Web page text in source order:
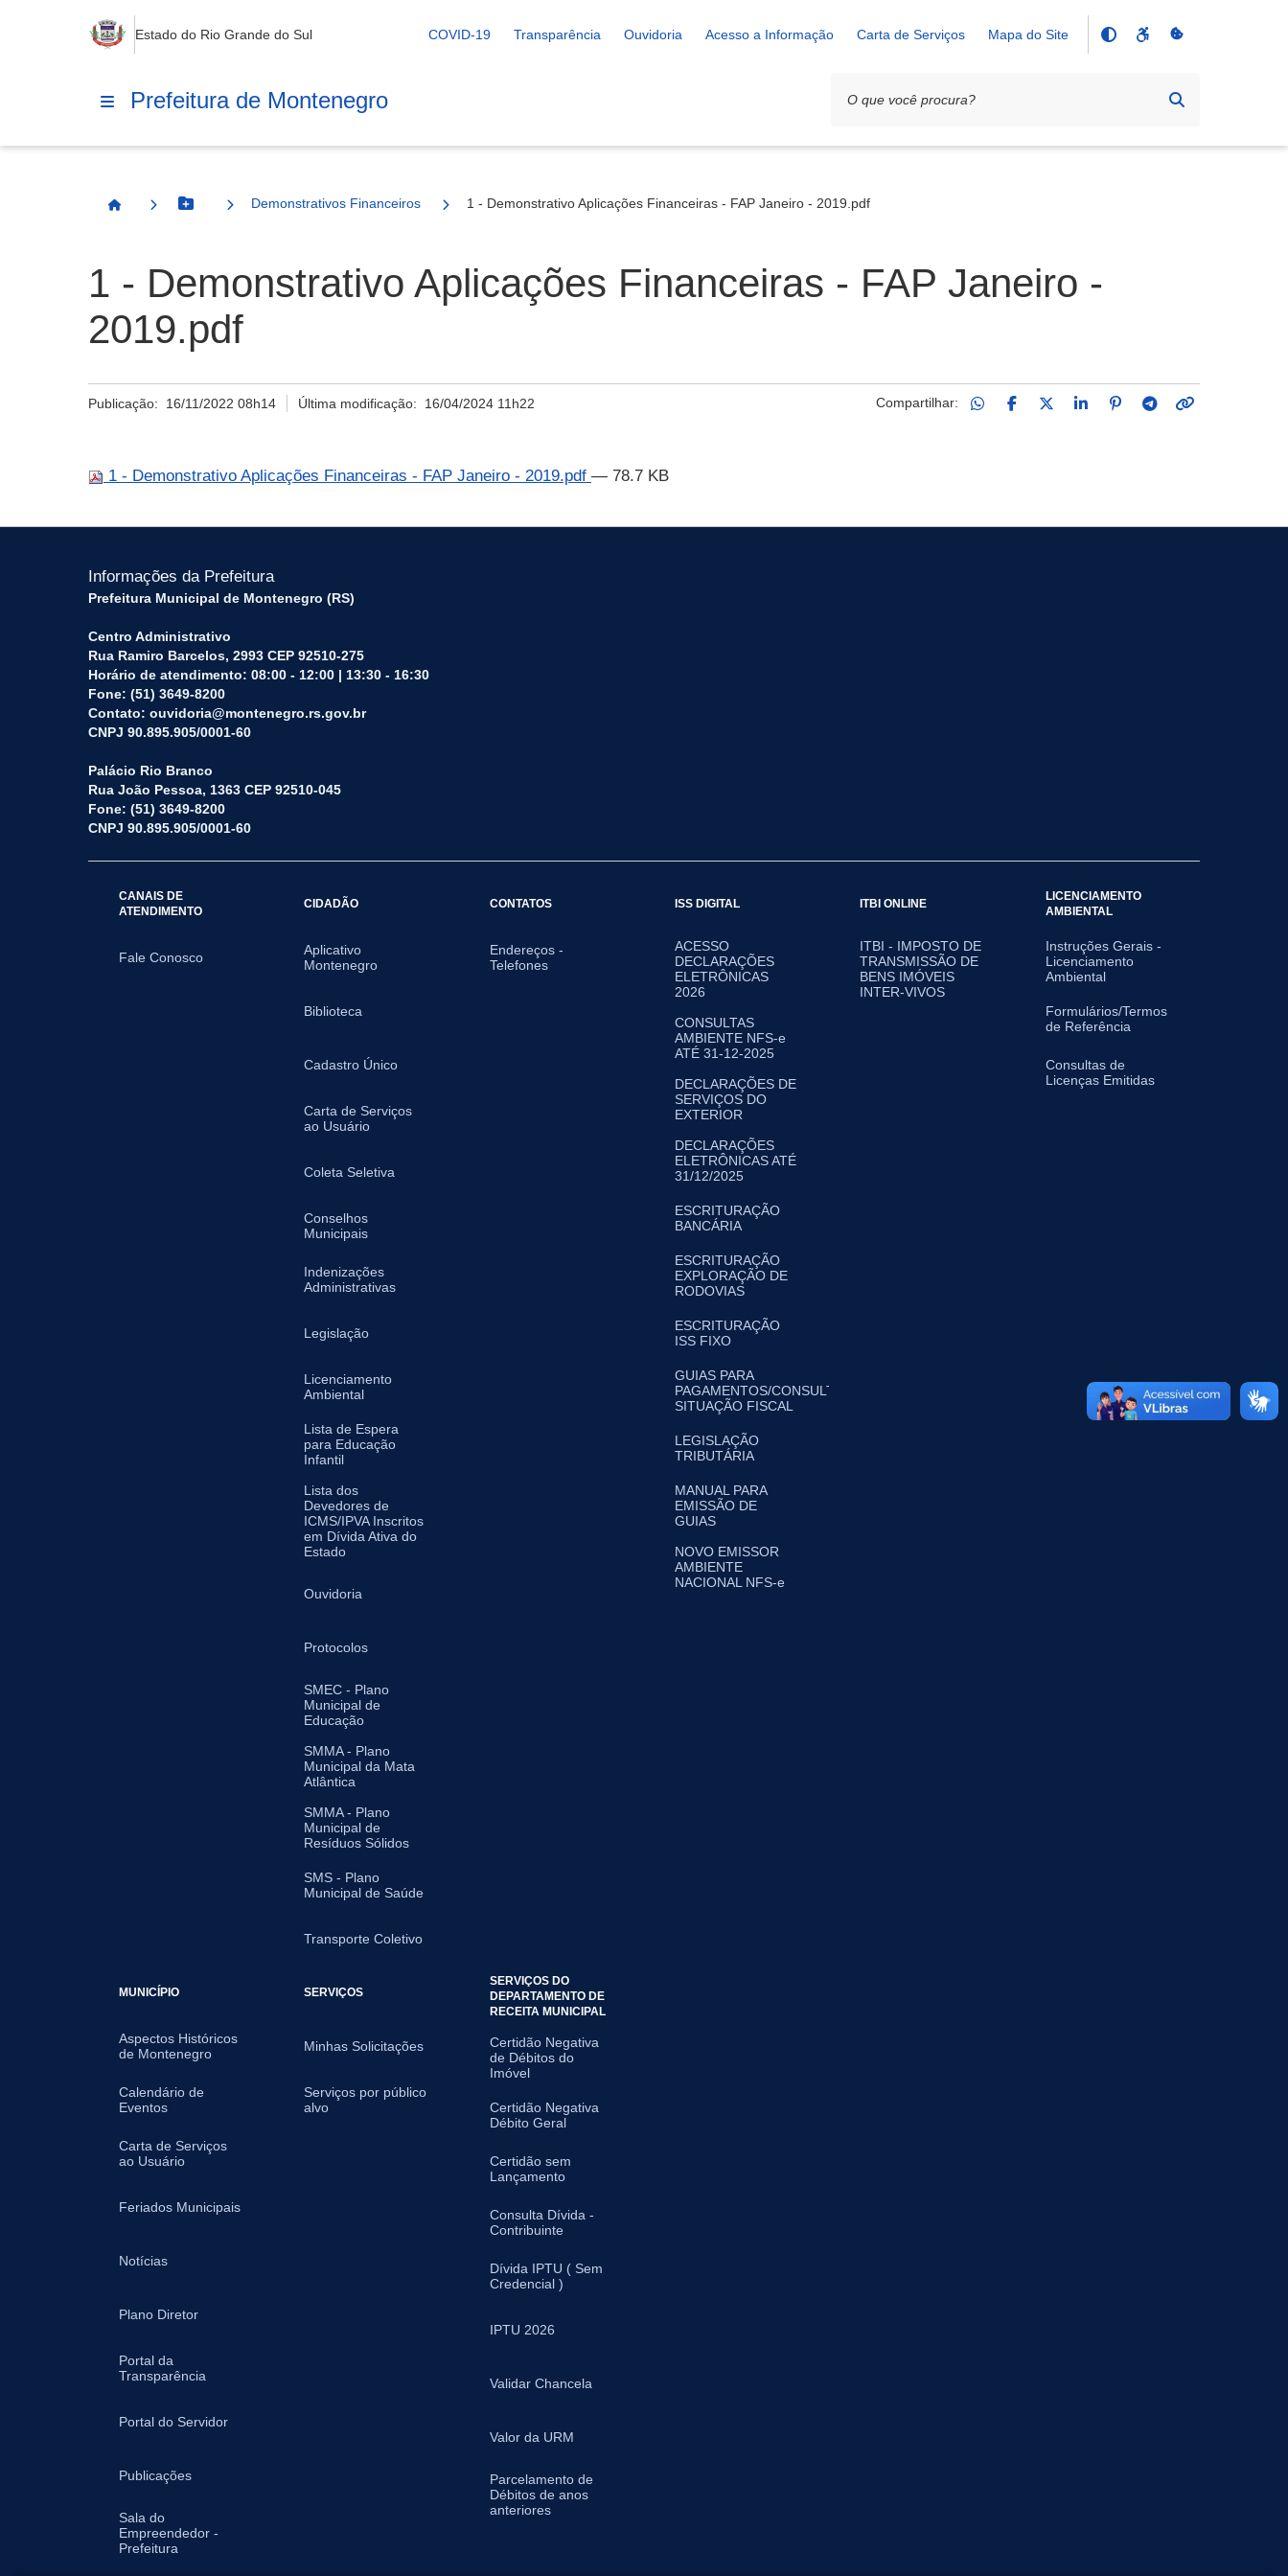
Estado do Rio Grande do Sul COVID-19 Transparência Ouvidoria Acesso a Informação Carta de Serviços Mapa do Site
Prefeitura de Montenegro
Página InicialBotão Menu
Demonstrativos Financeiros 1 - Demonstrativo Aplicações Financeiras - FAP Janeiro - 2019.pdf
1 - Demonstrativo Aplicações Financeiras - FAP Janeiro -
2019.pdf
Publicação: 16/11/2022 08h14 Última modificação: 16/04/2024 11h22 Compartilhar:
1 - Demonstrativo Aplicações Financeiras - FAP Janeiro - 2019.pdf — 78.7 KB
Informações da Prefeitura
Prefeitura Municipal de Montenegro (RS)
Centro Administrativo
Rua Ramiro Barcelos, 2993 CEP 92510-275
Horário de atendimento: 08:00 - 12:00 | 13:30 - 16:30
Fone: (51) 3649-8200
Contato: ouvidoria@montenegro.rs.gov.br
CNPJ 90.895.905/0001-60
Palácio Rio Branco
Rua João Pessoa, 1363 CEP 92510-045
Fone: (51) 3649-8200
CNPJ 90.895.905/0001-60
CANAIS DE
ATENDIMENTO
Fale Conosco
CIDADÃO
Aplicativo
Montenegro
Biblioteca
Cadastro Único
Carta de Serviços
ao Usuário
Coleta Seletiva
Conselhos
Municipais
Indenizações
Administrativas
Legislação
Licenciamento
Ambiental
Lista de Espera
para Educação
Infantil
Lista dos
Devedores de
ICMS/IPVA Inscritos
em Dívida Ativa do
Estado
Ouvidoria
Protocolos
SMEC - Plano
Municipal de
Educação
SMMA - Plano
Municipal da Mata
Atlântica
SMMA - Plano
Municipal de
Resíduos Sólidos
SMS - Plano
Municipal de Saúde
Transporte Coletivo
CONTATOS
Endereços -
Telefones
ISS DIGITAL
ACESSO
DECLARAÇÕES
ELETRÔNICAS
2026
CONSULTAS
AMBIENTE NFS-e
ATÉ 31-12-2025
DECLARAÇÕES DE
SERVIÇOS DO
EXTERIOR
DECLARAÇÕES
ELETRÔNICAS ATÉ
31/12/2025
ESCRITURAÇÃO
BANCÁRIA
ESCRITURAÇÃO
EXPLORAÇÃO DE
RODOVIAS
ESCRITURAÇÃO
ISS FIXO
GUIAS PARA
PAGAMENTOS/CONSULTA
SITUAÇÃO FISCAL
LEGISLAÇÃO
TRIBUTÁRIA
MANUAL PARA
EMISSÃO DE
GUIAS
NOVO EMISSOR
AMBIENTE
NACIONAL NFS-e
ITBI ONLINE
ITBI - IMPOSTO DE
TRANSMISSÃO DE
BENS IMÓVEIS
INTER-VIVOS
LICENCIAMENTO
AMBIENTAL
Instruções Gerais -
Licenciamento
Ambiental
Formulários/Termos
de Referência
Consultas de
Licenças Emitidas
MUNICÍPIO
Aspectos Históricos
de Montenegro
Calendário de
Eventos
Carta de Serviços
ao Usuário
Feriados Municipais
Notícias
Plano Diretor
Portal da
Transparência
Portal do Servidor
Publicações
Sala do
Empreendedor -
Prefeitura
SERVIÇOS
Minhas Solicitações
Serviços por público
alvo
SERVIÇOS DO
DEPARTAMENTO DE
RECEITA MUNICIPAL
Certidão Negativa
de Débitos do
Imóvel
Certidão Negativa
Débito Geral
Certidão sem
Lançamento
Consulta Dívida -
Contribuinte
Dívida IPTU ( Sem
Credencial )
IPTU 2026
Validar Chancela
Valor da URM
Parcelamento de
Débitos de anos
anteriores